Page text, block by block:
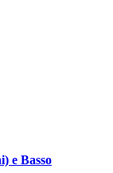
e Basso